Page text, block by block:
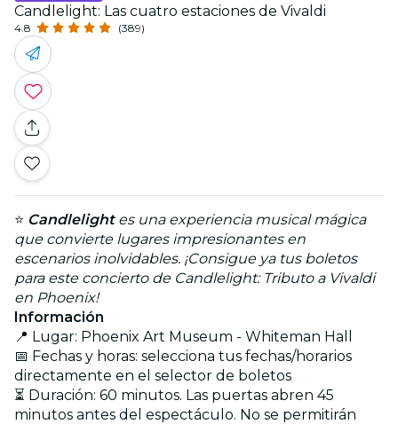
Candlelight: Las cuatro estaciones de Vivaldi
4.8 (389)
⭐ Candlelightes una experiencia musical mágica
que convierte lugares impresionantes en
escenarios inolvidables. ¡Consigue ya tus boletos
para este concierto de Candlelight: Tributo a Vivaldi
en Phoenix!
Información
📍 Lugar: Phoenix Art Museum - Whiteman Hall
📅 Fechas y horas: selecciona tus fechas/horarios
directamente en el selector de boletos
⏳ Duración: 60 minutos. Las puertas abren 45
minutos antes del espectáculo. No se permitirán